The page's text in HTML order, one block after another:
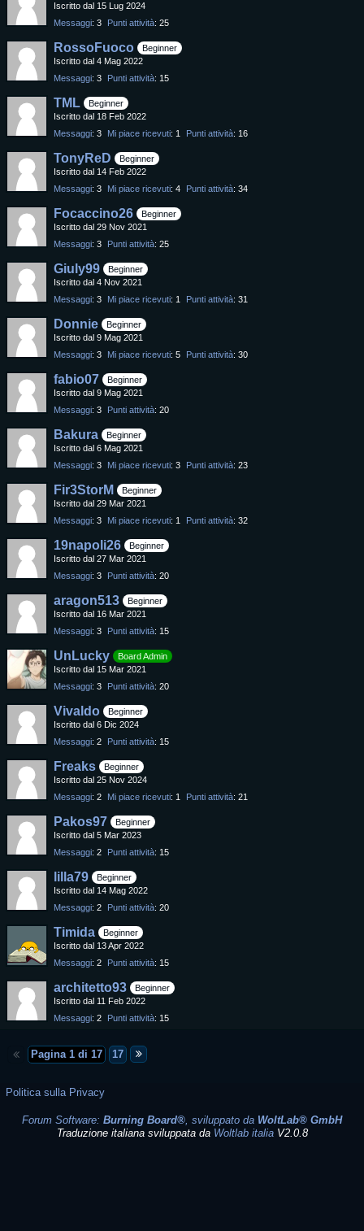
Iscritto dal 15 Lug 2024
Messaggi 3 Punti attività 25
RossoFuoco
Beginner
Iscritto dal 4 Mag 2022
Messaggi 3 Punti attività 15
TML
Beginner
Iscritto dal 18 Feb 2022
Messaggi 3 Mi piace ricevuti 1 Punti attività 16
TonyReD
Beginner
Iscritto dal 14 Feb 2022
Messaggi 3 Mi piace ricevuti 4 Punti attività 34
Focaccino26
Beginner
Iscritto dal 29 Nov 2021
Messaggi 3 Punti attività 25
Giuly99
Beginner
Iscritto dal 4 Nov 2021
Messaggi 3 Mi piace ricevuti 1 Punti attività 31
Donnie
Beginner
Iscritto dal 9 Mag 2021
Messaggi 3 Mi piace ricevuti 5 Punti attività 30
fabio07
Beginner
Iscritto dal 9 Mag 2021
Messaggi 3 Punti attività 20
Bakura
Beginner
Iscritto dal 6 Mag 2021
Messaggi 3 Mi piace ricevuti 3 Punti attività 23
Fir3StorM
Beginner
Iscritto dal 29 Mar 2021
Messaggi 3 Mi piace ricevuti 1 Punti attività 32
19napoli26
Beginner
Iscritto dal 27 Mar 2021
Messaggi 3 Punti attività 20
aragon513
Beginner
Iscritto dal 16 Mar 2021
Messaggi 3 Punti attività 15
UnLucky
Board Admin
Iscritto dal 15 Mar 2021
Messaggi 3 Punti attività 20
Vivaldo
Beginner
Iscritto dal 6 Dic 2024
Messaggi 2 Punti attività 15
Freaks
Beginner
Iscritto dal 25 Nov 2024
Messaggi 2 Mi piace ricevuti 1 Punti attività 21
Pakos97
Beginner
Iscritto dal 5 Mar 2023
Messaggi 2 Punti attività 15
lilla79
Beginner
Iscritto dal 14 Mag 2022
Messaggi 2 Punti attività 20
Timida
Beginner
Iscritto dal 13 Apr 2022
Messaggi 2 Punti attività 15
architetto93
Beginner
Iscritto dal 11 Feb 2022
Messaggi 2 Punti attività 15
Pagina 1 di 17 17
Politica sulla Privacy
Forum Software: Burning Board®, sviluppato da WoltLab® GmbH
Traduzione italiana sviluppata da Woltlab italiaV2.0.8